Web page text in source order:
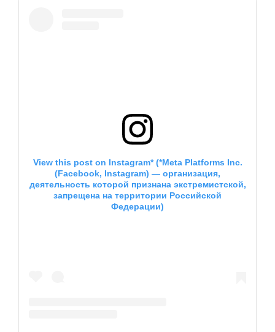
View this post on Instagram*(*Meta Platforms Inc.
(Facebook, Instagram) — организация,
деятельность которой признана экстремистской,
запрещена на территории Российской
Федерации)